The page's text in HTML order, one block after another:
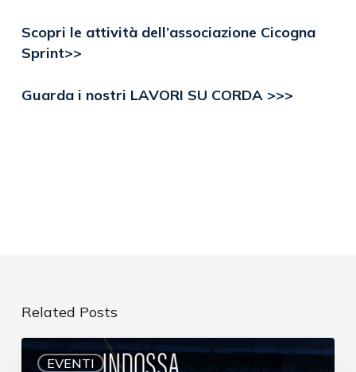
Scopri le attività dell’associazione Cicogna
Sprint>>
Guarda i nostri LAVORI SU CORDA >>>
Related Posts
EVENTI